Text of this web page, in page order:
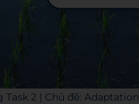
2 | Chủ đề: Adaptation